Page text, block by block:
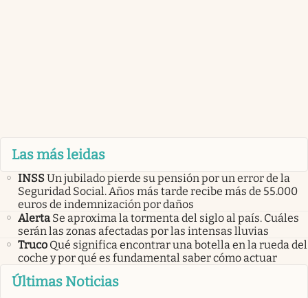
Las más leidas
INSSUn jubilado pierde su pensión por un error de la
Seguridad Social. Años más tarde recibe más de 55.000
euros de indemnización por daños
Alerta Se aproxima la tormenta del siglo al país. Cuáles
serán las zonas afectadas por las intensas lluvias
Truco Qué significa encontrar una botella en la rueda del
coche y por qué es fundamental saber cómo actuar
Últimas Noticias